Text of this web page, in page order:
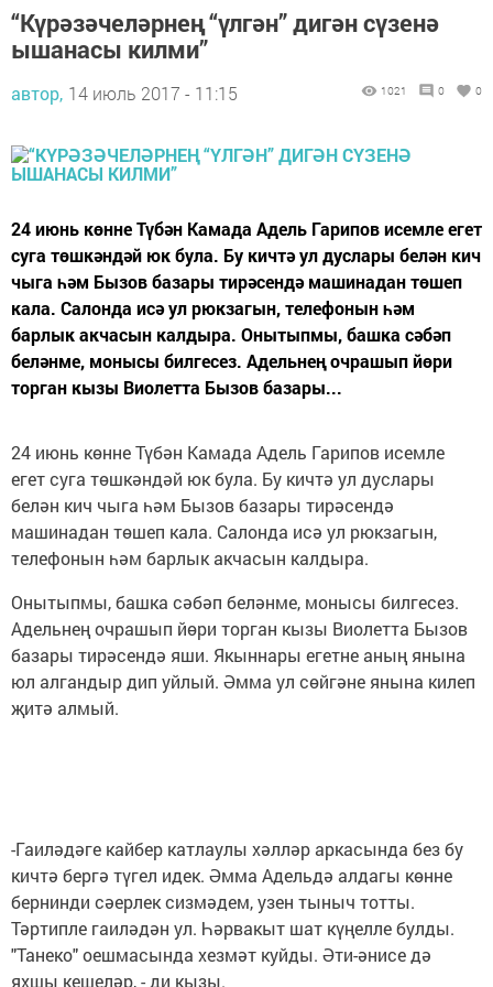
“Күрәзәчеләрнең “үлгән” дигән сүзенә
ышанасы килми”
автор, 14 июль 2017 - 11:15 1021 0 0
24 июнь көнне Түбән Камада Адель Гарипов исемле егет
суга төшкәндәй юк була. Бу кичтә ул дуслары белән кич
чыга һәм Бызов базары тирәсендә машинадан төшеп
кала. Салонда исә ул рюкзагын, телефонын һәм
барлык акчасын калдыра. Онытыпмы, башка сәбәп
беләнме, монысы билгесез. Адельнең очрашып йөри
торган кызы Виолетта Бызов базары...
24 июнь көнне Түбән Камада Адель Гарипов исемле
егет суга төшкәндәй юк була. Бу кичтә ул дуслары
белән кич чыга һәм Бызов базары тирәсендә
машинадан төшеп кала. Салонда исә ул рюкзагын,
телефонын һәм барлык акчасын калдыра.
Онытыпмы, башка сәбәп беләнме, монысы билгесез.
Адельнең очрашып йөри торган кызы Виолетта Бызов
базары тирәсендә яши. Якыннары егетне аның янына
юл алгандыр дип уйлый. Әмма ул сөйгәне янына килеп
җитә алмый.
-Гаиләдәге кайбер катлаулы хәлләр аркасында без бу
кичтә бергә түгел идек. Әмма Адельдә алдагы көнне
бернинди сәерлек сизмәдем, узен тыныч тотты.
Тәртипле гаиләдән ул. Һәрвакыт шат күңелле булды.
"Танеко" оешмасында хезмәт куйды. Әти-әнисе дә
яхшы кешеләр, - ди кызы.